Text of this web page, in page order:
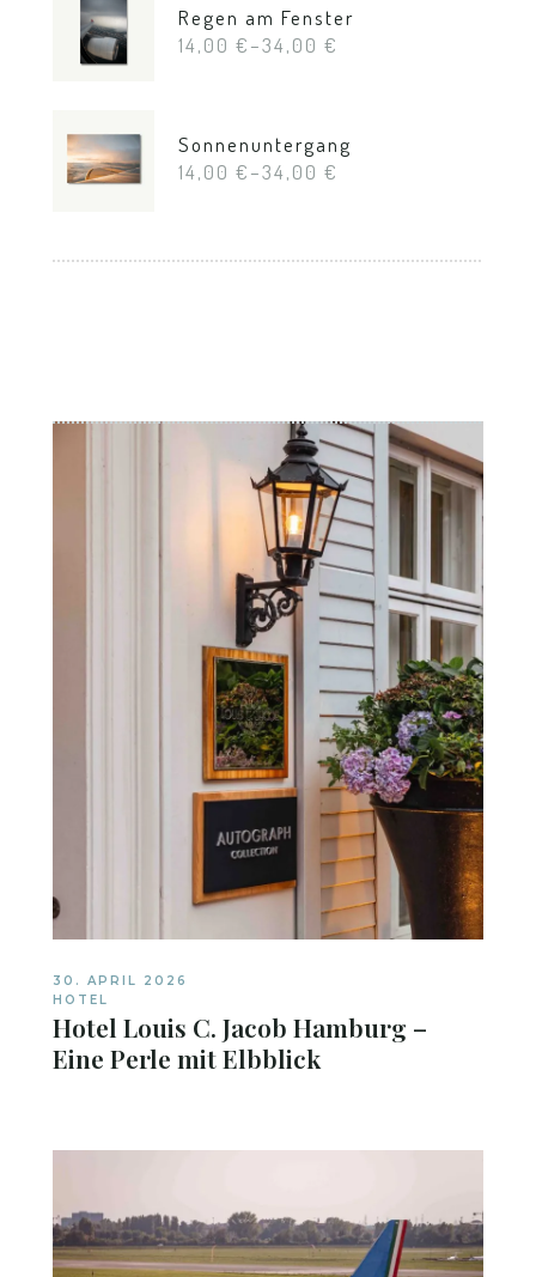
Regen am Fenster
14,00 €–34,00 €
Sonnenuntergang
14,00 €–34,00 €
30. APRIL 2026
HOTEL
Hotel Louis C. Jacob Hamburg –
Eine Perle mit Elbblick